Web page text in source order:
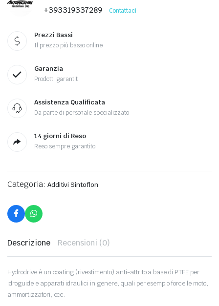
+393319337289 Contattaci
Prezzi Bassi
Il prezzo più basso online
Garanzia
Prodotti garantiti
Assistenza Qualificata
Da parte di personale specializzato
14 giorni di Reso
Reso sempre garantito
Categoria: Additivi Sintoflon
Descrizione Recensioni (0)
Hydrodrive è un coating (rivestimento) anti-attrito a base di PTFE per
idroguide e apparati idraulici in genere, quali per esempio forcelle moto,
ammortizzatori, ecc.